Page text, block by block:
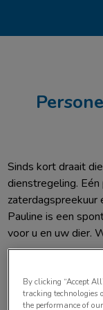
Sinds kort draait
dienstregeling.
zaterdagspreekuur
Pauline is een
voor u en uw dier.
Hier stelt zij zich
By clicking “Accept
tracking technologies
the performance of